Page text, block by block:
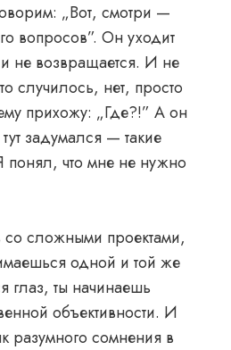
„Вот, смотри —
вопросов”. Он уходит
и не возвращается. И не
случилось, нет, просто
прихожу: „Где?!” А он
задумался — такие
понял, что мне не нужно
со сложными проектами,
одной и той же
глаз, ты начинаешь
объективности. И
разумного сомнения в